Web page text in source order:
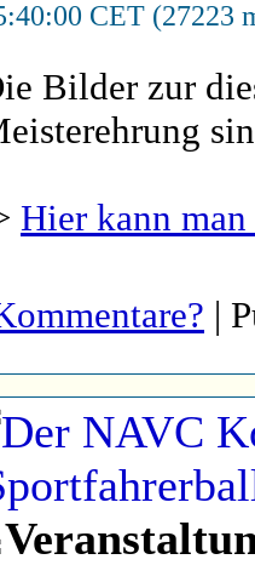
CET (27223
Bilder zur
Hier kann man
|